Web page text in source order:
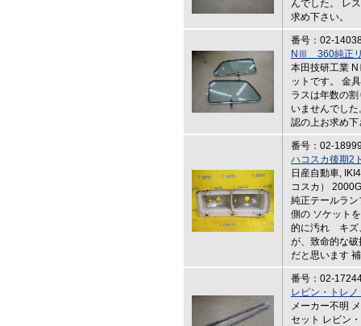
んでした。 レ
求め下さい。
番号：02-
NⅢ 360純正リ
本田技研工業
ットです。 金
ラスは年数の
いませんでし
認の上お求め下
番号：02-
ハコスカ後期2
日産自動車,
コスカ）
純正テールラ
側の ソケット
的に汚れ キズ
が、致命的な
だと思います
番号：02-
レビン・トレ
メーカー不明
セット レビン